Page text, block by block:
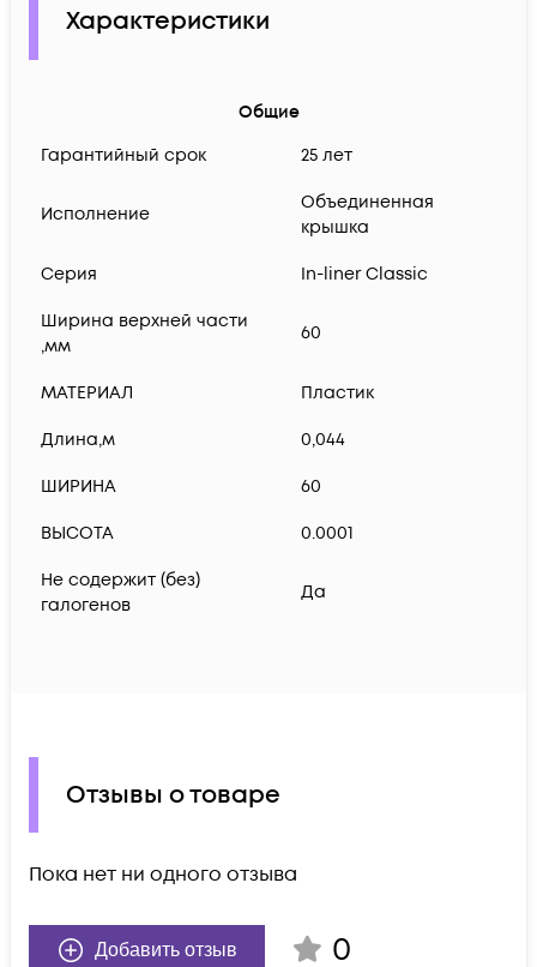
Характеристики
Общие
Гарантийный срок
25 лет
Исполнение
Объединенная
крышка
Серия In-liner Classic
Ширина верхней части
,мм
60
МАТЕРИАЛ Пластик
Длина,м 0,044
ШИРИНА 60
ВЫСОТА 0.0001
Не содержит (без)
галогенов
Да
Отзывы о товаре
Пока нет ни одного отзыва
Добавить отзыв 0